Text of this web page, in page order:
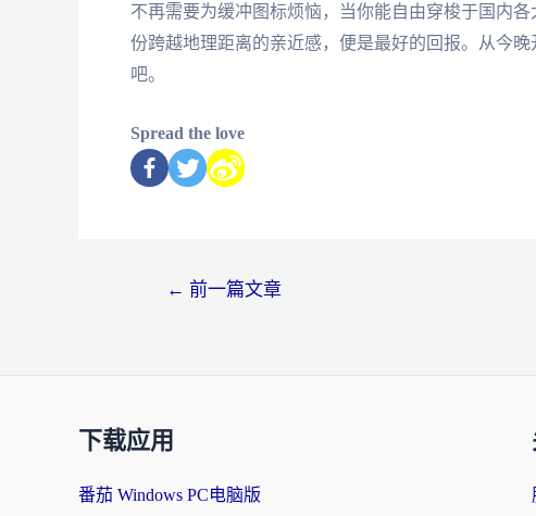
不再需要为缓冲图标烦恼，当你能自由穿梭于国内
份跨越地理距离的亲近感，便是最好的回报。从今
吧。
Spread the love
← 前一篇文章
下载应用
番茄 Windows PC电脑版